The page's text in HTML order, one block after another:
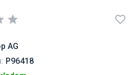
star favorite_border
AG
P96418